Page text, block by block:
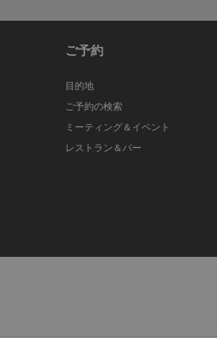
ご予約
目的地
ご予約の検索
ミーティング＆イベント
レストラン＆バー